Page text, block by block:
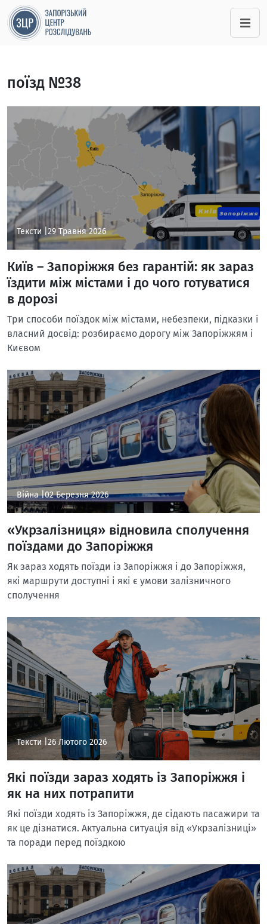
поїзд №38
Тексти | 29 Травня 2026
Київ – Запоріжжя без гарантій: як зараз
їздити між містами і до чого готуватися
в дорозі
Три способи поїздок між містами, небезпеки, підказки і
власний досвід: розбираємо дорогу між Запоріжжям і
Києвом
Війна |02 Березня 2026
«Укрзалізниця» відновила сполучення
поїздами до Запоріжжя
Як зараз ходять поїзди із Запоріжжя і до Запоріжжя,
які маршрути доступні і які є умови залізничного
сполучення
Тексти | 26 Лютого 2026
Які поїзди зараз ходять із Запоріжжя і
як на них потрапити
Які поїзди ходять із Запоріжжя, де сідають пасажири та
як це дізнатися. Актуальна ситуація від «Укрзалізниці»
та поради перед поїздкою